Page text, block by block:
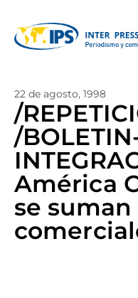
22 de agosto, 1998
/
/
América
se